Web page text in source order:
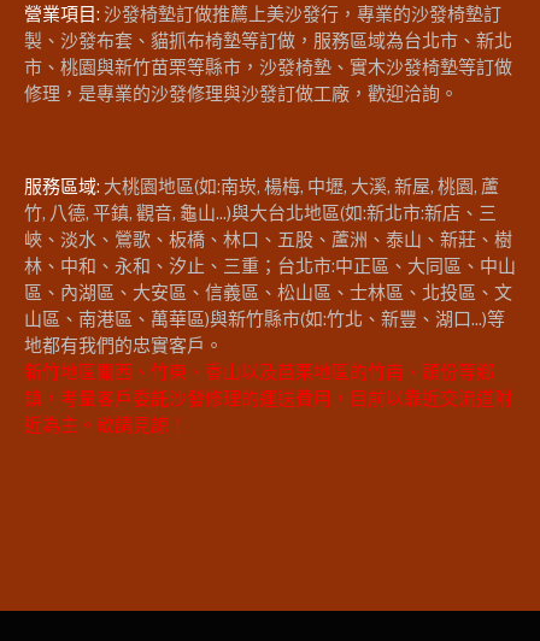
營業項目: 沙發椅墊訂做推薦上美沙發行，專業的沙發椅墊訂
製、沙發布套、貓抓布椅墊等訂做，服務區域為台北市、新北
市、桃園與新竹苗栗等縣市，沙發椅墊、實木沙發椅墊等訂做
修理，是專業的沙發修理與沙發訂做工廠，歡迎洽詢。
服務區域: 大桃園地區(如:南崁, 楊梅, 中壢, 大溪, 新屋, 桃園, 蘆
竹, 八德, 平鎮, 觀音, 龜山...)與大台北地區(如:新北市:新店、三
峽、淡水、鶯歌、板橋、林口、五股、蘆洲、泰山、新莊、樹
林、中和、永和、汐止、三重；台北市:中正區、大同區、中山
區、內湖區、大安區、信義區、松山區、士林區、北投區、文
山區、南港區、萬華區)與新竹縣市(如:竹北、新豐、湖口...)等
地都有我們的忠實客戶。
新竹地區關西、竹東、香山以及苗栗地區的竹南、頭份等鄉
鎮，考量客戶委託沙發修理的運送費用，目前以靠近交流道附
近為主。敬請見諒！